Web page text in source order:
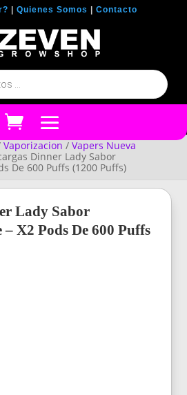
Quienes Somos Contacto
Vaporizacion /Vapers Nueva
Dinner Lady Sabor
De 600 Puffs (1200 Puffs)
Lady Sabor
X2 Pods De 600 Puffs